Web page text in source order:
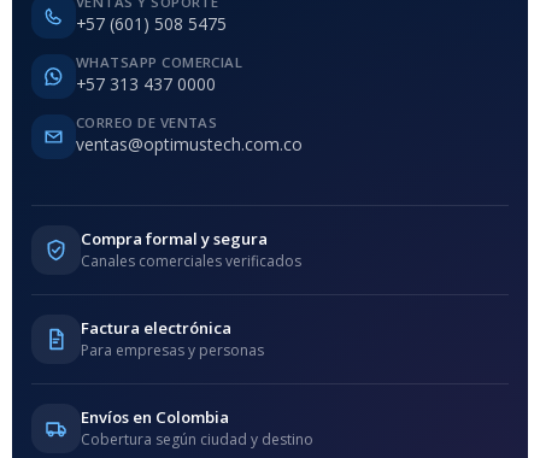
+57 (601) 508 5475
WHATSAPP COMERCIAL
+57 313 437 0000
CORREO DE VENTAS
ventas@optimustech.com.co
Compra formal y segura
Canales comerciales verificados
Factura electrónica
Para empresas y personas
Envíos en Colombia
Cobertura según ciudad y destino